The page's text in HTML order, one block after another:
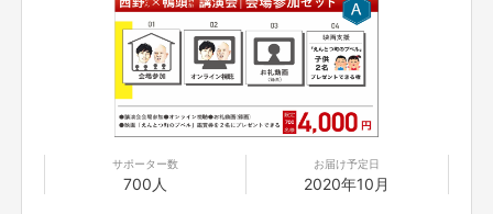
▼映画『えんとつ町のプペル』のCMはこちら
サポーター数
700人
お届け予定日
2020年10月